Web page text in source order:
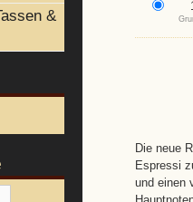
Die neue
Espressi
und einen
&